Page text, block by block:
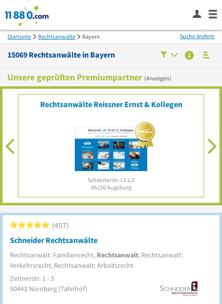
Startseite Rechtsanwälte Bayern
15069 Rechtsanwälte in Bayern
Suche ändern
Unsere geprüften Premiumpartner (Anzeigen)
Rechtsanwälte Reissner Ernst & Kollegen
Schaezlerstr. 13 1/2
86150Augsburg
Schneider Rechtsanwälte
Rechtsanwalt: Familienrecht, Rechtsanwalt, Rechtsanwalt:
Verkehrsrecht, Rechtsanwalt: Arbeitsrecht
457
Zeltnerstr. 1 - 3
90443 Nürnberg (Tafelhof)